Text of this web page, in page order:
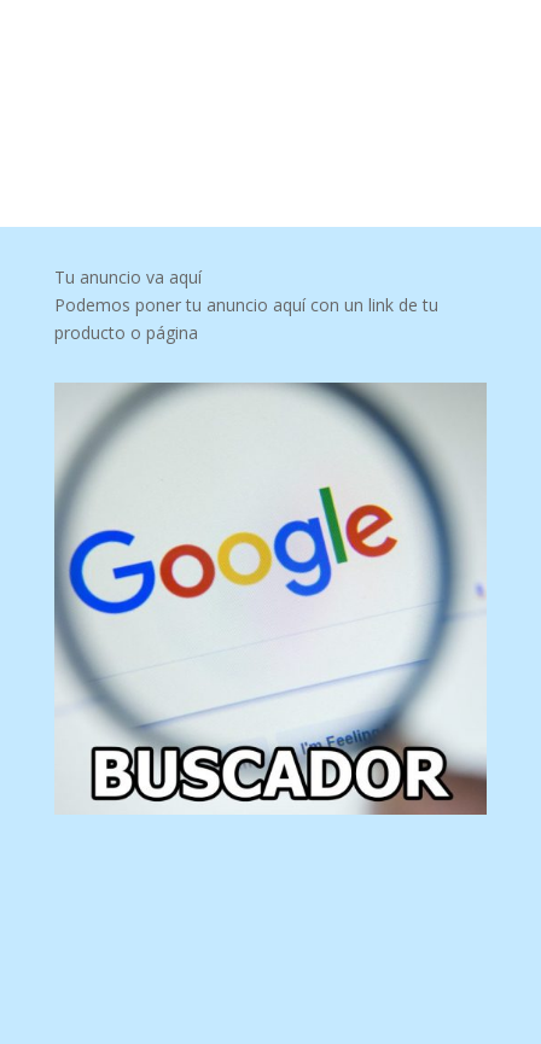
Tu anuncio va aquí
Podemos poner tu anuncio aquí con un link de tu
producto o página